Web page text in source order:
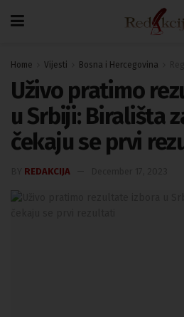
Home Vijesti Bosna i Hercegovina
Uživo pratimo
u Srbiji: Birališta
čekaju se prvi
REDAKCIJA